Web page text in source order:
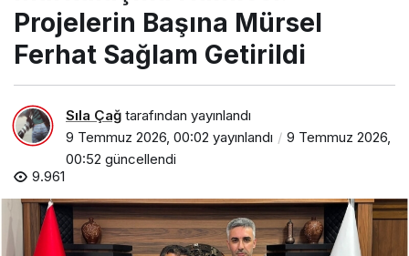
Projelerin Başına Mürsel
Ferhat Sağlam Getirildi
Sıla Çağ tarafından yayınlandı
9 Temmuz 2026, 00:02 yayınlandı
9 Temmuz 2026,
00:52 güncellendi
9.961